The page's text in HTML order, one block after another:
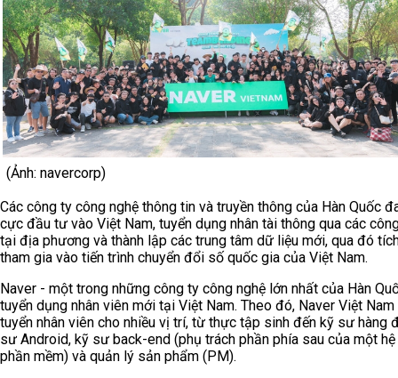
(Ảnh: navercorp)
Các công ty công nghệ thông tin và truyền thông của Hàn Quốc
cực đầu tư vào Việt Nam, tuyển dụng nhân tài thông qua các
tại địa phương và thành lập các trung tâm dữ liệu mới, qua đó
tham gia vào tiến trình chuyển đổi số quốc gia của Việt Nam.
Naver - một trong những công ty công nghệ lớn nhất của Hàn
tuyển dụng nhân viên mới tại Việt Nam. Theo đó, Naver Việt
tuyển nhân viên cho nhiều vị trí, từ thực tập sinh đến kỹ sư hàng
sư Android, kỹ sư back-end (phụ trách phần phía sau của một
phần mềm) và quản lý sản phẩm (PM).